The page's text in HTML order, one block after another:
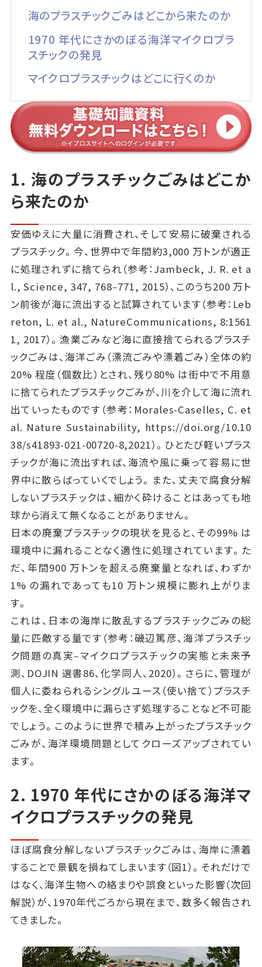
海のプラスチックごみはどこから来たのか
1970 年代にさかのぼる海洋マイクロプラ
スチックの発見
マイクロプラスチックはどこに行くのか
1. 海のプラスチックごみはどこか
ら来たのか
安価ゆえに大量に消費され、そして安易に破棄される
プラスチック。今、世界中で年間約3,000 万トンが適正
に処理されずに捨てられ（参考：Jambeck, J. R. et a
l., Science, 347, 768‒771, 2015）、このうち200 万ト
ン前後が海に流出すると試算されています（参考：Leb
reton, L. et al., NatureCommunications, 8:1561
1, 2017）。漁業ごみなど海に直接捨てられるプラスチ
ックごみは、海洋ごみ（漂流ごみや漂着ごみ）全体の約
20% 程度（個数比）とされ、残り80% は街中で不用意
に捨てられたプラスチックごみが、川を介して海に流れ
出ていったものです（参考：Morales-Caselles, C. et
al. Nature Sustainability, https://doi.org/10.10
38/s41893-021-00720-8,2021）。ひとたび軽いプラス
チックが海に流出すれば、海流や風に乗って容易に世
界中に散らばっていくでしょう。また、丈夫で腐食分解
しないプラスチックは、細かく砕けることはあっても地
球から消えて無くなることがありません。
日本の廃棄プラスチックの現状を見ると、その99% は
環境中に漏れることなく適性に処理されています。た
だ、年間900 万トンを超える廃棄量となれば、わずか
1% の漏れであっても10 万トン規模に膨れ上がりま
す。
これは、日本の海岸に散乱するプラスチックごみの総
量に匹敵する量です（参考：磯辺篤彦、海洋プラスチッ
ク問題の真実‒マイクロプラスチックの実態と未来予
測、DOJIN 選書86、化学同人、2020）。さらに、管理が
個人に委ねられるシングルユース（使い捨て）プラスチ
ックを、全く環境中に漏らさず処理することなど不可能
でしょう。このように世界で積み上がったプラスチック
ごみが、海洋環境問題としてクローズアップされてい
ます。
2. 1970 年代にさかのぼる海洋マ
イクロプラスチックの発見
ほぼ腐食分解しないプラスチックごみは、海岸に漂着
することで景観を損ねてしまいます（図1）。それだけで
はなく、海洋生物への絡まりや誤食といった影響（次回
解説）が、1970年代ごろから現在まで、数多く報告され
てきました。